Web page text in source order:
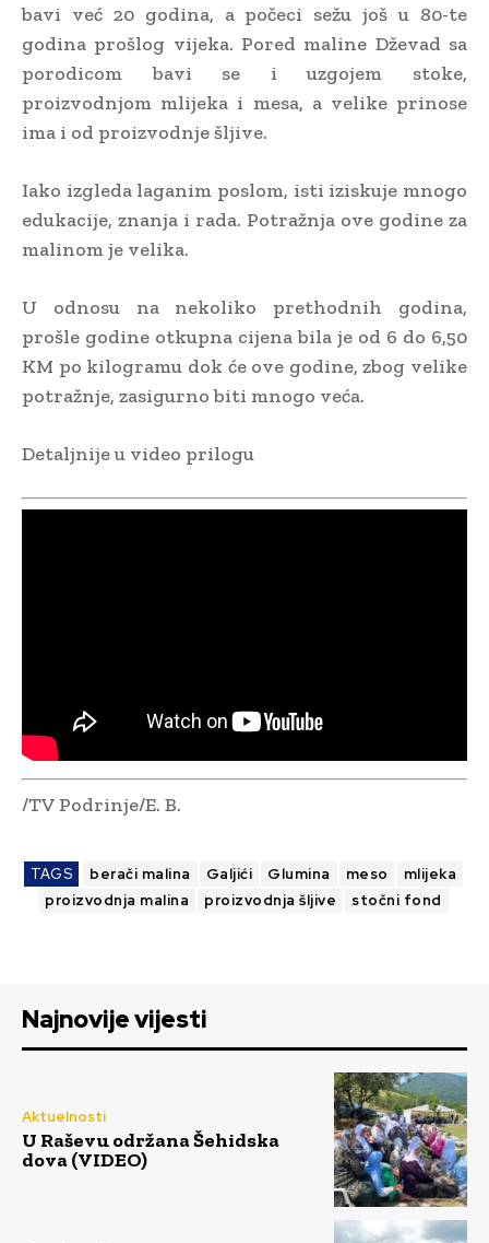
bavi već 20 godina, a počeci sežu još u 80-te
godina prošlog vijeka. Pored maline Dževad sa
porodicom bavi se i uzgojem stoke,
proizvodnjom mlijeka i mesa, a velike prinose
ima i od proizvodnje šljive.
Iako izgleda laganim poslom, isti iziskuje mnogo
edukacije, znanja i rada. Potražnja ove godine za
malinom je velika.
U odnosu na nekoliko prethodnih godina,
prošle godine otkupna cijena bila je od 6 do 6,50
KM po kilogramu dok će ove godine, zbog velike
potražnje, zasigurno biti mnogo veća.
Detaljnije u video prilogu
/TV Podrinje/E. B.
TAGS berači malina Galjići Glumina meso
mlijeka
proizvodnja malina
proizvodnja šljive stočni fond
Najnovije vijesti
Aktuelnosti
U Raševu održana Šehidska
dova (VIDEO)